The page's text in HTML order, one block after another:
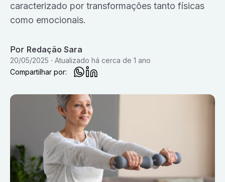
caracterizado por transformações tanto físicas
como emocionais.
Por Redação Sara
20/05/2025 Atualizado há cerca de 1 ano
Compartilhar por: